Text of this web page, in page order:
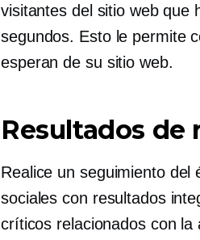
visitantes del sitio web que
segundos. Esto le permite
esperan de su sitio web.
Resultados de
Realice un seguimiento
sociales con resultados
críticos relacionados con la